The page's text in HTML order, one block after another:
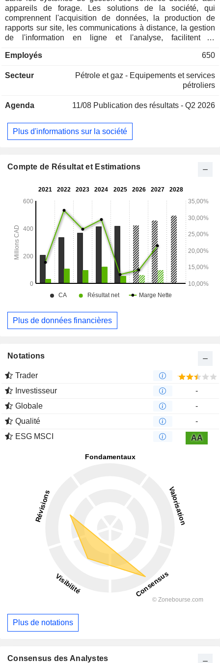
appareils de forage. Les solutions de la société, qui
comprennent l'acquisition de données, la production de
rapports sur site, les communications à distance, la gestion
de l'information en ligne et l'analyse, facilitent la
produits de la société comprennent AutoDriller, DataLink,
d’autres. Par l’intermédiaire de sa filiale, Intelligent
Wellhead Systems Inc. (IWS), la société fournit également
d’acquisition de données et des logiciels destinés à
opérations de complétion des puits de pétrole et de gaz,
améliorant ainsi la sécurité et l’efficacité sur les sites de
produits et des services destinés au secteur de l’énergie
des projets d’énergie solaire et de stockage.
Employés 650
Secteur
Pétrole et gaz - Equipements et services
pétroliers
Agenda 11/08 Publication des résultats - Q2 2026
Plus d'informations sur la société
Compte de Résultat et Estimations
Plus de données financières
Notations
Trader
Investisseur
-
Globale
-
Qualité
-
ESG MSCI
AA
Plus de notations
Consensus des Analystes